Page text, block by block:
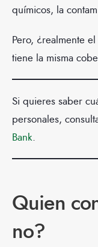
químicos, la
Pero, ¿realmente el
tiene la misma
Si quieres saber
personales,
Bank.
Quien
no?